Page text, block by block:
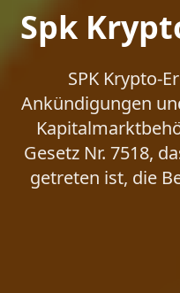
Spk
SPK Krypto-
Ankündigungen
Gesetz Nr. 7518,
getreten ist, die